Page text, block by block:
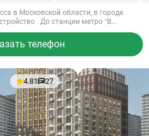
в Московской области, в городе
До станции метро “В...
телефон
4.81 27